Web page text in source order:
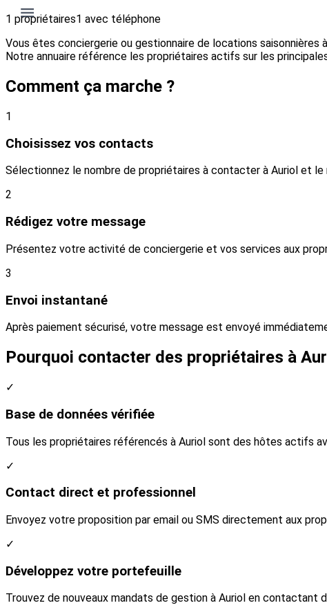
1 propriétaires1 avec téléphone
Vous êtes conciergerie ou gestionnaire de locations
Notre annuaire référence les propriétaires actifs sur les
Comment ça marche ?
1
Choisissez vos contacts
Sélectionnez le nombre de propriétaires à contacter à Auriol et
2
Rédigez votre message
Présentez votre activité de conciergerie et vos services aux
3
Envoi instantané
Après paiement sécurisé, votre message est envoyé
Pourquoi contacter des propriétaires à
✓
Base de données vérifiée
Tous les propriétaires référencés à Auriol sont des hôtes actifs
✓
Contact direct et professionnel
Envoyez votre proposition par email ou SMS directement aux
✓
Développez votre portefeuille
Trouvez de nouveaux mandats de gestion à Auriol en contactant